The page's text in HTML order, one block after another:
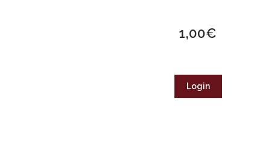
1,00€
Login